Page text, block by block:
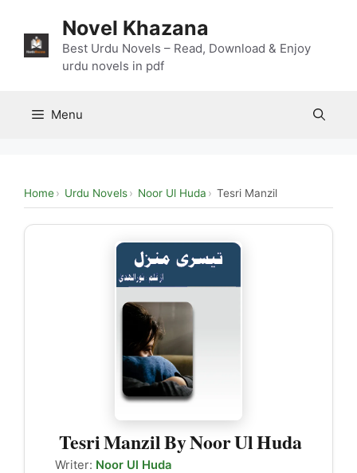
content
Novel Khazana
Best Urdu Novels – Read, Download & Enjoy
urdu novels in pdf
Menu
Home Urdu Novels Noor Ul Huda Tesri Manzil
Tesri Manzil By Noor Ul Huda
Writer: Noor Ul Huda